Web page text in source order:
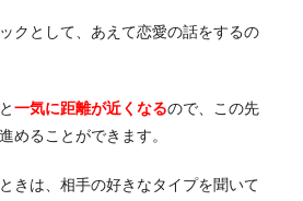
クとして、あえて恋愛の話をするの
一気に距離が近くなるので、この先
めることができます。
きは、相手の好きなタイプを聞いて